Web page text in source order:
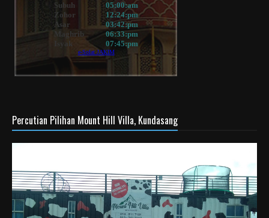
Percutian Pilihan Mount Hill Villa, Kundasang